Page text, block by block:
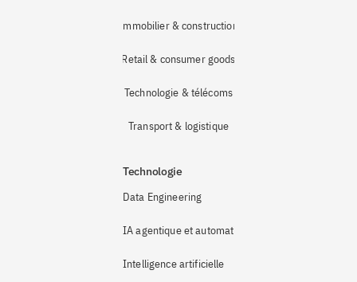
Immobilier & construction
Retail & consumer goods
Technologie & télécoms
Transport & logistique
Technologie
Data Engineering
IA agentique et automatisation
Intelligence artificielle